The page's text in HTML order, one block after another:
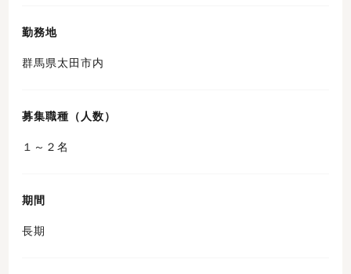
勤務地
群馬県太田市内
募集職種（人数）
１～２名
期間
長期